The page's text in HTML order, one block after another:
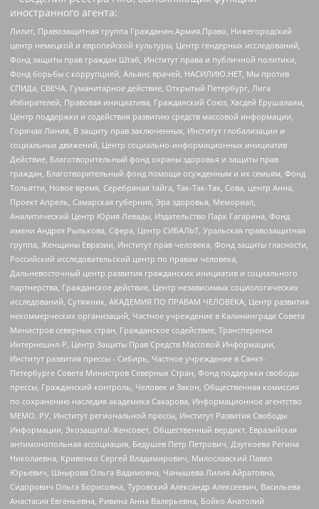
иностранного агента:
Лилит, Правозащитная группа Гражданин.Армия.Право, Нижегородский
центр немецкой и европейской культуры, Центр гендерных исследований,
Фонд защиты прав граждан Штаб, Институт права и публичной политики,
Фонд борьбы с коррупцией, Альянс врачей, НАСИЛИЮ.НЕТ, Мы против
СПИДа, СВЕЧА, Гуманитарное действие, Открытый Петербург, Лига
Избирателей, Правовая инициатива, Гражданский Союз, Хасдей Ерушалаим,
Центр поддержки и содействия развитию средств массовой информации,
Горячая Линия, В защиту прав заключенных, Институт глобализации и
социальных движений, Центр социально-информационных инициатив
Действие, Благотворительный фонд охраны здоровья и защиты прав
граждан, Благотворительный фонд помощи осужденным и их семьям, Фонд
Тольятти, Новое время, Серебряная тайга, Так-Так-Так, Сова, центр Анна,
Проект Апрель, Самарская губерния, Эра здоровья, Мемориал,
Аналитический Центр Юрия Левады, Издательство Парк Гагарина, Фонд
имени Андрея Рылькова, Сфера, Центр СИБАЛЬТ, Уральская правозащитная
группа, Женщины Евразии, Институт прав человека, Фонд защиты гласности,
Российский исследовательский центр по правам человека,
Дальневосточный центр развития гражданских инициатив и социального
партнерства, Гражданское действие, Центр независимых социологических
исследований, Сутяжник, АКАДЕМИЯ ПО ПРАВАМ ЧЕЛОВЕКА, Центр развития
некоммерческих организаций, Частное учреждение в Калининграде Совета
Министров северных стран, Гражданское содействие, Трансперенси
Интернешнл-Р, Центр Защиты Прав Средств Массовой Информации,
Институт развития прессы - Сибирь, Частное учреждение в Санкт-
Петербурге Совета Министров Северных Стран, Фонд поддержки свободы
прессы, Гражданский контроль, Человек и Закон, Общественная комиссия
по сохранению наследия академика Сахарова, Информационное агентство
МЕМО. РУ, Институт региональной прессы, Институт Развития Свободы
Информации, Экозащита!-Женсовет, Общественный вердикт, Евразийская
антимонопольная ассоциация, Бедушев Петр Петрович, Дзугкоева Регина
Николаевна, Кривенко Сергей Владимирович, Милославский Павел
Юрьевич, Шнырова Ольга Вадимовна, Чанышева Лилия Айратовна,
Сидорович Ольга Борисовна, Туровский Александр Алексеевич, Васильева
Анастасия Евгеньевна, Ривина Анна Валерьевна, Бойко Анатолий